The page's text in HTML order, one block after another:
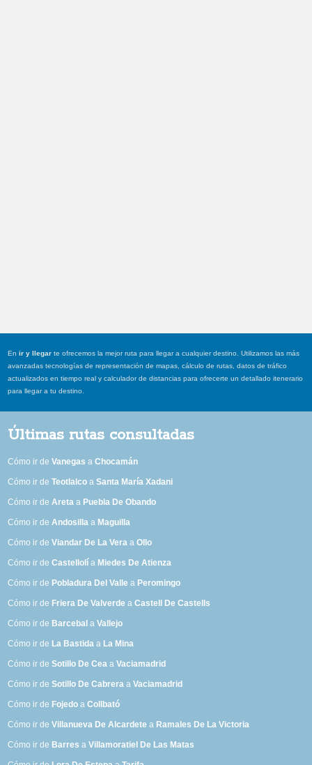
Enir y llegar te ofrecemos la mejor ruta para llegar a cualquier destino. Utilizamos las más
avanzadas tecnologías de representación de mapas, cálculo de rutas, datos de tráfico
actualizados en tiempo real y calculador de distancias para ofrecerte un detallado itenerario
para llegar a tu destino.
Últimas rutas consultadas
Cómo ir deVanegas aChocamán
Cómo ir deTeotlalco aSanta María Xadani
Cómo ir deAreta a Puebla De Obando
Cómo ir deAndosilla a Maguilla
Cómo ir deViandar De La Vera aOllo
Cómo ir deCastellolí a Miedes De Atienza
Cómo ir de Pobladura Del Valle a Peromingo
Cómo ir de Friera De Valverde aCastell De Castells
Cómo ir de Barcebal aVallejo
Cómo ir de La Bastida a La Mina
Cómo ir deSotillo De Cea aVaciamadrid
Cómo ir deSotillo De Cabrera aVaciamadrid
Cómo ir de Fojedo aCollbató
Cómo ir deVillanueva De Alcardete a Ramales De La Victoria
Cómo ir de Barres aVillamoratiel De Las Matas